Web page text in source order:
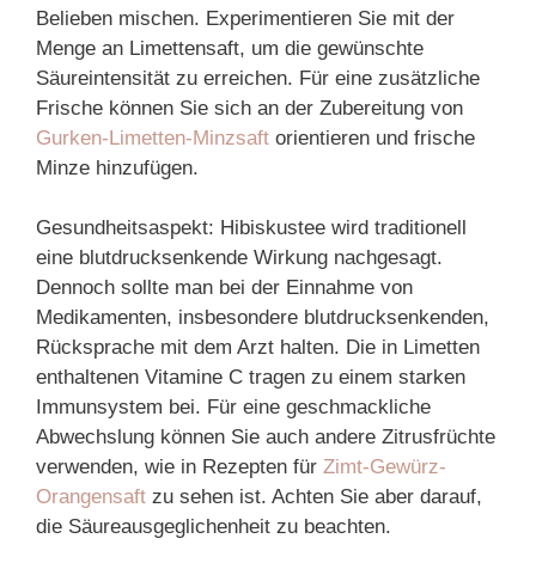
Belieben mischen. Experimentieren Sie mit der
Menge an Limettensaft, um die gewünschte
Säureintensität zu erreichen. Für eine zusätzliche
Frische können Sie sich an der Zubereitung von
Gurken-Limetten-Minzsaft orientieren und frische
Minze hinzufügen.
Gesundheitsaspekt: Hibiskustee wird traditionell
eine blutdrucksenkende Wirkung nachgesagt.
Dennoch sollte man bei der Einnahme von
Medikamenten, insbesondere blutdrucksenkenden,
Rücksprache mit dem Arzt halten. Die in Limetten
enthaltenen Vitamine C tragen zu einem starken
Immunsystem bei. Für eine geschmackliche
Abwechslung können Sie auch andere Zitrusfrüchte
verwenden, wie in Rezepten für Zimt-Gewürz-
Orangensaft zu sehen ist. Achten Sie aber darauf,
die Säureausgeglichenheit zu beachten.